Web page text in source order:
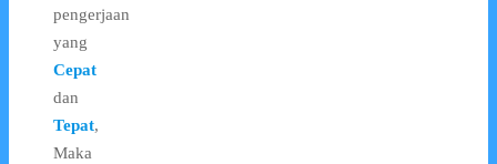
pengerjaan
yang
Cepat
dan
Tepat,
Maka